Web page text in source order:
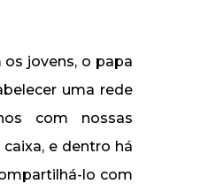
jovens, o papa
uma rede
com nossas
e dentro há
lo com